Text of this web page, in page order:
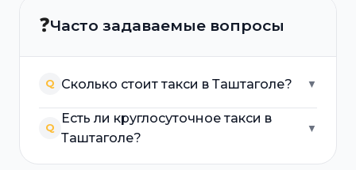
❓Часто задаваемые вопросы
Q Сколько стоит такси в Таштаголе? ▼
Q
Есть ли круглосуточное такси в
Таштаголе?
▼